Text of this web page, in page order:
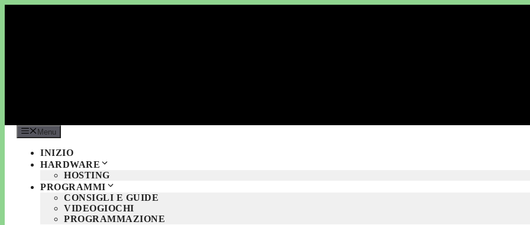
Menu
INIZIO
HARDWARE
HOSTING
PROGRAMMI
CONSIGLI E GUIDE
VIDEOGIOCHI
PROGRAMMAZIONE